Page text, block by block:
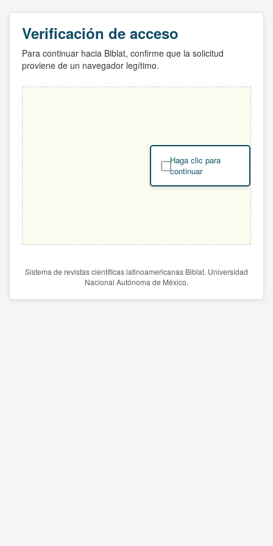
Verificación de acceso
Para continuar hacia Biblat, confirme que la solicitud
proviene de un navegador legítimo.
Haga clic para
continuar
Sistema de revistas científicas latinoamericanas Biblat. Universidad
Nacional Autónoma de México.